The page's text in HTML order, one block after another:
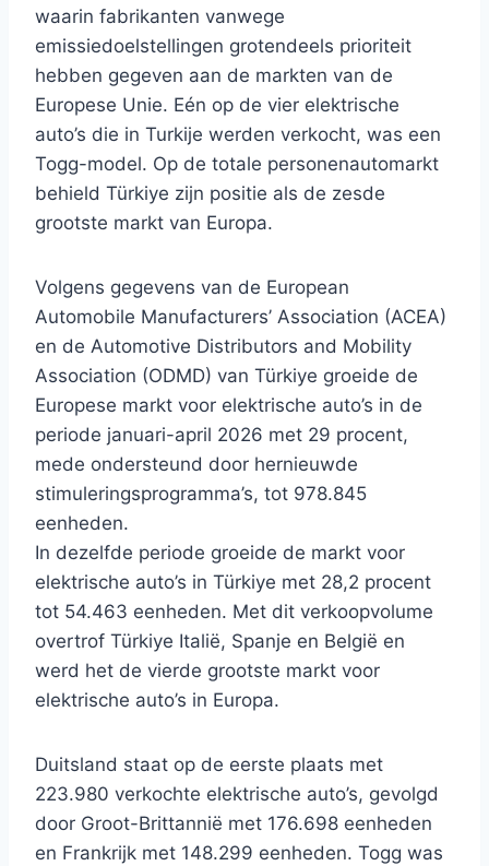
waarin fabrikanten vanwege
emissiedoelstellingen grotendeels prioriteit
hebben gegeven aan de markten van de
Europese Unie. Eén op de vier elektrische
auto’s die in Turkije werden verkocht, was een
Togg-model. Op de totale personenautomarkt
behield Türkiye zijn positie als de zesde
grootste markt van Europa.
Volgens gegevens van de European
Automobile Manufacturers’ Association (ACEA)
en de Automotive Distributors and Mobility
Association (ODMD) van Türkiye groeide de
Europese markt voor elektrische auto’s in de
periode januari-april 2026 met 29 procent,
mede ondersteund door hernieuwde
stimuleringsprogramma’s, tot 978.845
eenheden.
In dezelfde periode groeide de markt voor
elektrische auto’s in Türkiye met 28,2 procent
tot 54.463 eenheden. Met dit verkoopvolume
overtrof Türkiye Italië, Spanje en België en
werd het de vierde grootste markt voor
elektrische auto’s in Europa.
Duitsland staat op de eerste plaats met
223.980 verkochte elektrische auto’s, gevolgd
door Groot-Brittannië met 176.698 eenheden
en Frankrijk met 148.299 eenheden. Togg was